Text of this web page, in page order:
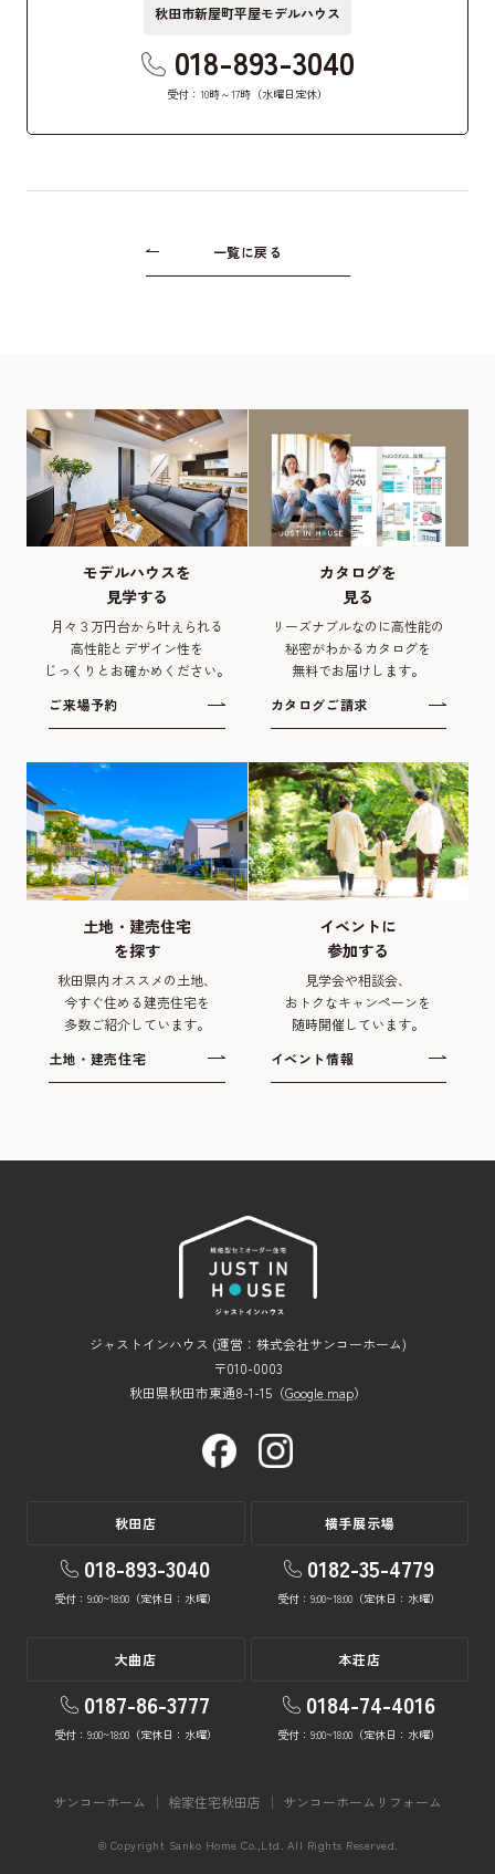
秋田市新屋町平屋モデルハウス
018-893-3040
受付：10時～17時（水曜日定休）
一覧に戻る
モデルハウスを
見学する
月々３万円台から叶えられる
高性能とデザイン性を
じっくりとお確かめください。
ご来場予約
カタログを
見る
リーズナブルなのに高性能の
秘密がわかるカタログを
無料でお届けします。
カタログご請求
土地・建売住宅
を探す
秋田県内オススメの土地、
今すぐ住める建売住宅を
多数ご紹介しています。
土地・建売住宅
イベントに
参加する
見学会や相談会、
おトクなキャンペーンを
随時開催しています。
イベント情報
ジャストインハウス (運営：株式会社サンコーホーム)
〒010-0003
秋田県秋田市東通8-1-15（Google map）
秋田店
018-893-3040
受付：9:00~18:00（定休日：水曜）
横手展示場
0182-35-4779
受付：9:00~18:00（定休日：水曜）
大曲店
0187-86-3777
受付：9:00~18:00（定休日：水曜）
本荘店
0184-74-4016
受付：9:00~18:00（定休日：水曜）
サンコーホーム 桧家住宅秋田店 サンコーホームリフォーム
© Copyright Sanko Home Co.,Ltd. All Rights Reserved.